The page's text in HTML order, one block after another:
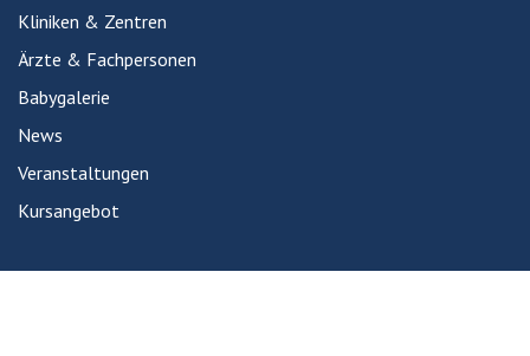
Kliniken & Zentren
Ärzte & Fachpersonen
Babygalerie
News
Veranstaltungen
Kursangebot